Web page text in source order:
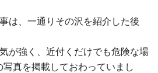
は、一通りその沢を紹介した後
が強く、近付くだけでも危険な場
真を掲載しておわっていまし